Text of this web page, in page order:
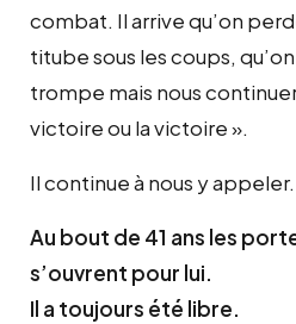
combat. Il arrive qu’on
titube sous les coups,
trompe mais nous
victoire ou la victoire ».
Il continue à nous y appeler.
Au bout de 41 ans les
s’ouvrent pour lui.
Il a toujours été libre.